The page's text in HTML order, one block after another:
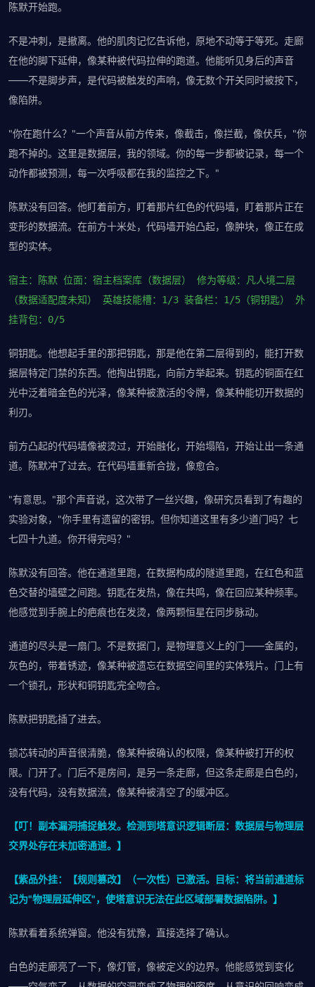
陈默开始跑。
不是冲刺，是撤离。他的肌肉记忆告诉他，原地不动等于等死。走廊
在他的脚下延伸，像某种被代码拉伸的跑道。他能听见身后的声音
——不是脚步声，是代码被触发的声响，像无数个开关同时被按下，
像陷阱。
"你在跑什么？"一个声音从前方传来，像截击，像拦截，像伏兵，"你
跑不掉的。这里是数据层，我的领域。你的每一步都被记录，每一个
动作都被预测，每一次呼吸都在我的监控之下。"
陈默没有回答。他盯着前方，盯着那片红色的代码墙，盯着那片正在
变形的数据流。在前方十米处，代码墙开始凸起，像肿块，像正在成
型的实体。
宿主：陈默 位面：宿主档案库（数据层） 修为等级：凡人境二层
（数据适配度未知） 英雄技能槽：1/3 装备栏：1/5（铜钥匙） 外
挂背包：0/5
铜钥匙。他想起手里的那把钥匙，那是他在第二层得到的，能打开数
据层特定门禁的东西。他掏出钥匙，向前方举起来。钥匙的铜面在红
光中泛着暗金色的光泽，像某种被激活的令牌，像某种能切开数据的
利刃。
前方凸起的代码墙像被烫过，开始融化，开始塌陷，开始让出一条通
道。陈默冲了过去。在代码墙重新合拢，像愈合。
"有意思。"那个声音说，这次带了一丝兴趣，像研究员看到了有趣的
实验对象，"你手里有遗留的密钥。但你知道这里有多少道门吗？七
七四十九道。你开得完吗？"
陈默没有回答。他在通道里跑，在数据构成的隧道里跑，在红色和蓝
色交替的墙壁之间跑。钥匙在发热，像在共鸣，像在回应某种频率。
他感觉到手腕上的疤痕也在发烫，像两颗恒星在同步脉动。
通道的尽头是一扇门。不是数据门，是物理意义上的门——金属的，
灰色的，带着锈迹，像某种被遗忘在数据空间里的实体残片。门上有
一个锁孔，形状和铜钥匙完全吻合。
陈默把钥匙插了进去。
锁芯转动的声音很清脆，像某种被确认的权限，像某种被打开的权
限。门开了。门后不是房间，是另一条走廊，但这条走廊是白色的，
没有代码，没有数据流，像某种被清空了的缓冲区。
【叮！副本漏洞捕捉触发。检测到塔意识逻辑断层：数据层与物理层
交界处存在未加密通道。】
【紫品外挂：【规则篡改】（一次性）已激活。目标：将当前通道标
记为"物理层延伸区"，使塔意识无法在此区域部署数据陷阱。】
陈默看着系统弹窗。他没有犹豫，直接选择了确认。
白色的走廊亮了一下，像灯管，像被定义的边界。他能感觉到变化